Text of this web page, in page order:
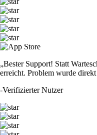
„Bester Support! Statt
erreicht. Problem wurde direkt
-Verifizierter Nutzer